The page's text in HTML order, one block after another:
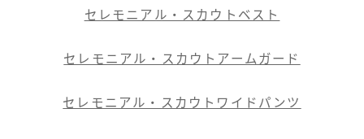
セレモニアル・スカウトベスト
セレモニアル・スカウトアームガード
セレモニアル・スカウトワイドパンツ